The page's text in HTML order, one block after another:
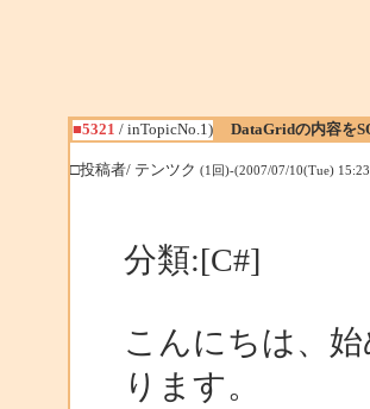
■5321 / inTopicNo.1) DataGridの内容を
□投稿者/ テンツク (1回)-(2007/07/10(Tue)
分類:[C#]
こんにちは、
ります。